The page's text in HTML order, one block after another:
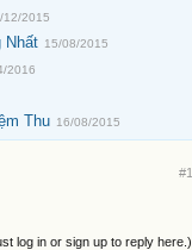
12/2015
Nhất 15/08/2015
2016
Thu 16/08/2015
#1
log in or sign up to reply here.)